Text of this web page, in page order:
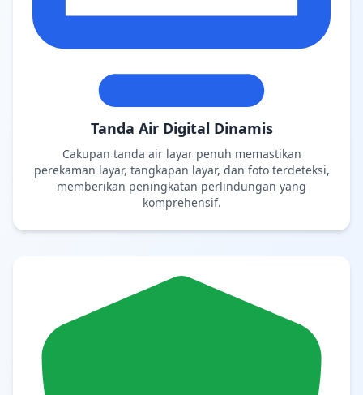
Tanda Air Digital Dinamis
Cakupan tanda air layar penuh memastikan
perekaman layar, tangkapan layar, dan foto terdeteksi,
memberikan peningkatan perlindungan yang
komprehensif.